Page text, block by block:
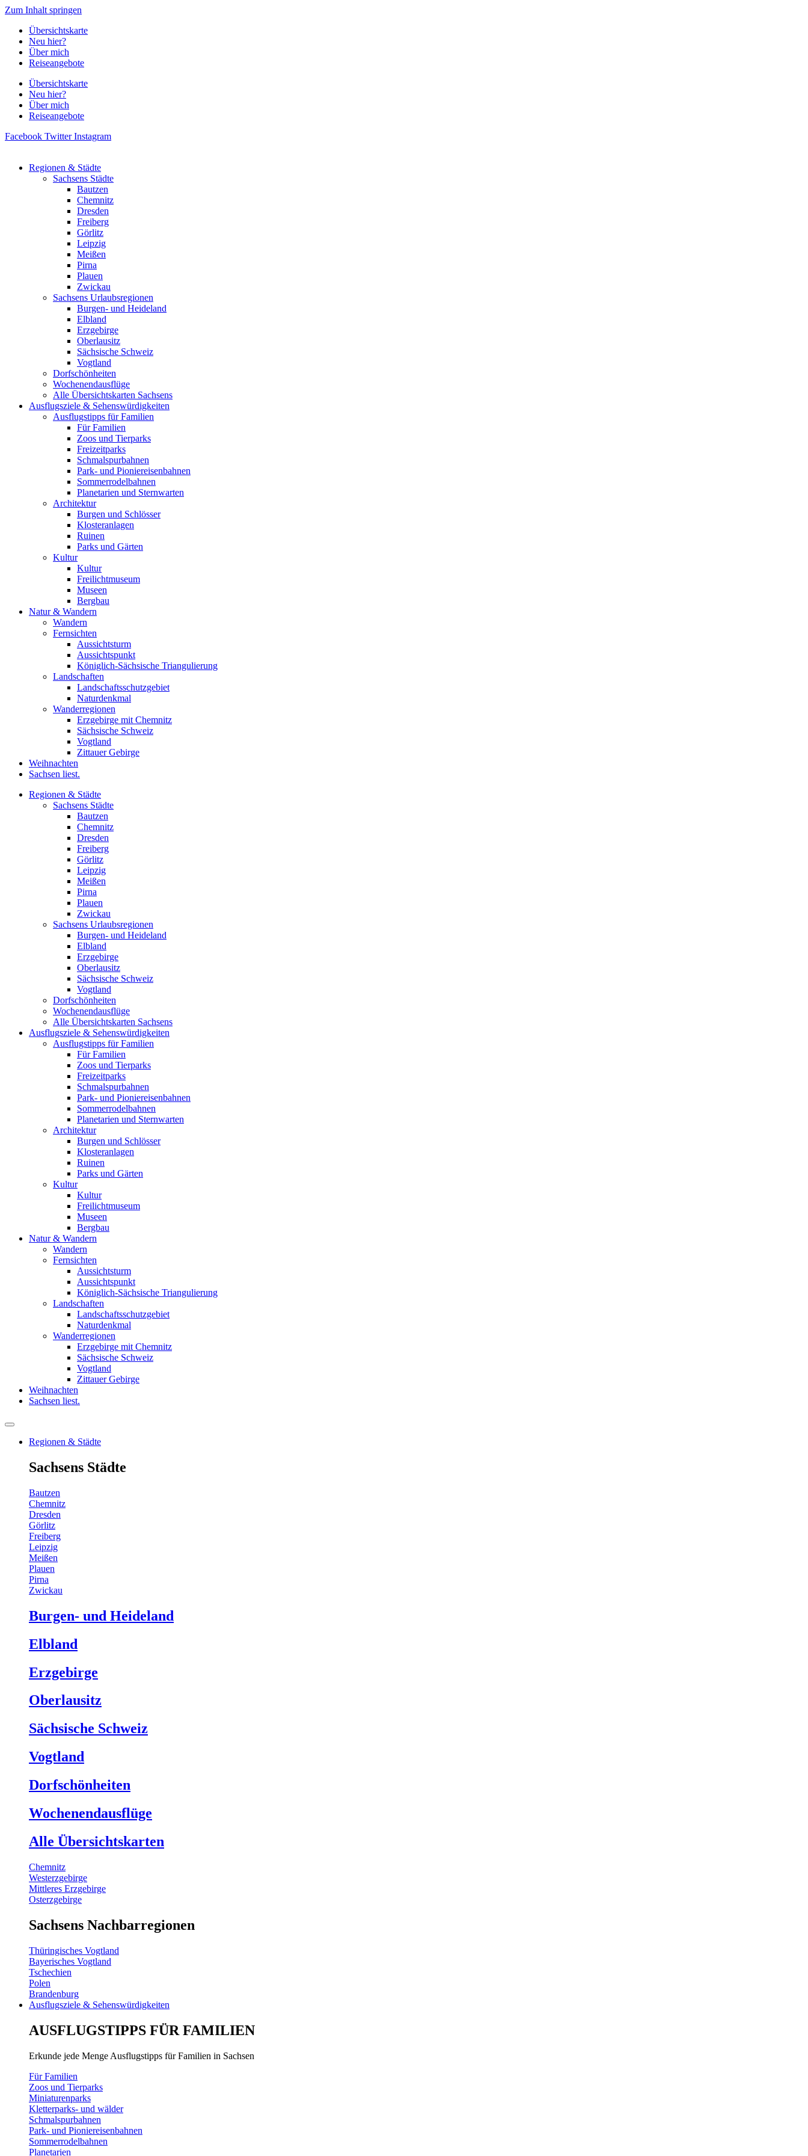
Zum Inhalt springen
Übersichtskarte
Neu hier?
Über mich
Reiseangebote
Übersichtskarte
Neu hier?
Über mich
Reiseangebote
Facebook Twitter Instagram
Regionen & Städte
Sachsens Städte
Bautzen
Chemnitz
Dresden
Freiberg
Görlitz
Leipzig
Meißen
Pirna
Plauen
Zwickau
Sachsens Urlaubsregionen
Burgen- und Heideland
Elbland
Erzgebirge
Oberlausitz
Sächsische Schweiz
Vogtland
Dorfschönheiten
Wochenendausflüge
Alle Übersichtskarten Sachsens
Ausflugsziele & Sehenswürdigkeiten
Ausflugstipps für Familien
Für Familien
Zoos und Tierparks
Freizeitparks
Schmalspurbahnen
Park- und Pioniereisenbahnen
Sommerrodelbahnen
Planetarien und Sternwarten
Architektur
Burgen und Schlösser
Klosteranlagen
Ruinen
Parks und Gärten
Kultur
Kultur
Freilichtmuseum
Museen
Bergbau
Natur & Wandern
Wandern
Fernsichten
Aussichtsturm
Aussichtspunkt
Königlich-Sächsische Triangulierung
Landschaften
Landschaftsschutzgebiet
Naturdenkmal
Wanderregionen
Erzgebirge mit Chemnitz
Sächsische Schweiz
Vogtland
Zittauer Gebirge
Weihnachten
Sachsen liest.
Regionen & Städte
Sachsens Städte
Bautzen
Chemnitz
Dresden
Freiberg
Görlitz
Leipzig
Meißen
Pirna
Plauen
Zwickau
Sachsens Urlaubsregionen
Burgen- und Heideland
Elbland
Erzgebirge
Oberlausitz
Sächsische Schweiz
Vogtland
Dorfschönheiten
Wochenendausflüge
Alle Übersichtskarten Sachsens
Ausflugsziele & Sehenswürdigkeiten
Ausflugstipps für Familien
Für Familien
Zoos und Tierparks
Freizeitparks
Schmalspurbahnen
Park- und Pioniereisenbahnen
Sommerrodelbahnen
Planetarien und Sternwarten
Architektur
Burgen und Schlösser
Klosteranlagen
Ruinen
Parks und Gärten
Kultur
Kultur
Freilichtmuseum
Museen
Bergbau
Natur & Wandern
Wandern
Fernsichten
Aussichtsturm
Aussichtspunkt
Königlich-Sächsische Triangulierung
Landschaften
Landschaftsschutzgebiet
Naturdenkmal
Wanderregionen
Erzgebirge mit Chemnitz
Sächsische Schweiz
Vogtland
Zittauer Gebirge
Weihnachten
Sachsen liest.
Regionen & Städte
Sachsens Städte
Bautzen
Chemnitz
Dresden
Görlitz
Freiberg
Leipzig
Meißen
Plauen
Pirna
Zwickau
Burgen- und Heideland
Elbland
Erzgebirge
Oberlausitz
Sächsische Schweiz
Vogtland
Dorfschönheiten
Wochenendausflüge
Alle Übersichtskarten
Chemnitz
Westerzgebirge
Mittleres Erzgebirge
Osterzgebirge
Sachsens Nachbarregionen
Thüringisches Vogtland
Bayerisches Vogtland
Tschechien
Polen
Brandenburg
Ausflugsziele & Sehenswürdigkeiten
AUSFLUGSTIPPS FÜR FAMILIEN
Erkunde jede Menge Ausflugstipps für Familien in Sachsen
Für Familien
Zoos und Tierparks
Miniaturenparks
Kletterparks- und wälder
Schmalspurbahnen
Park- und Pioniereisenbahnen
Sommerrodelbahnen
Planetarien